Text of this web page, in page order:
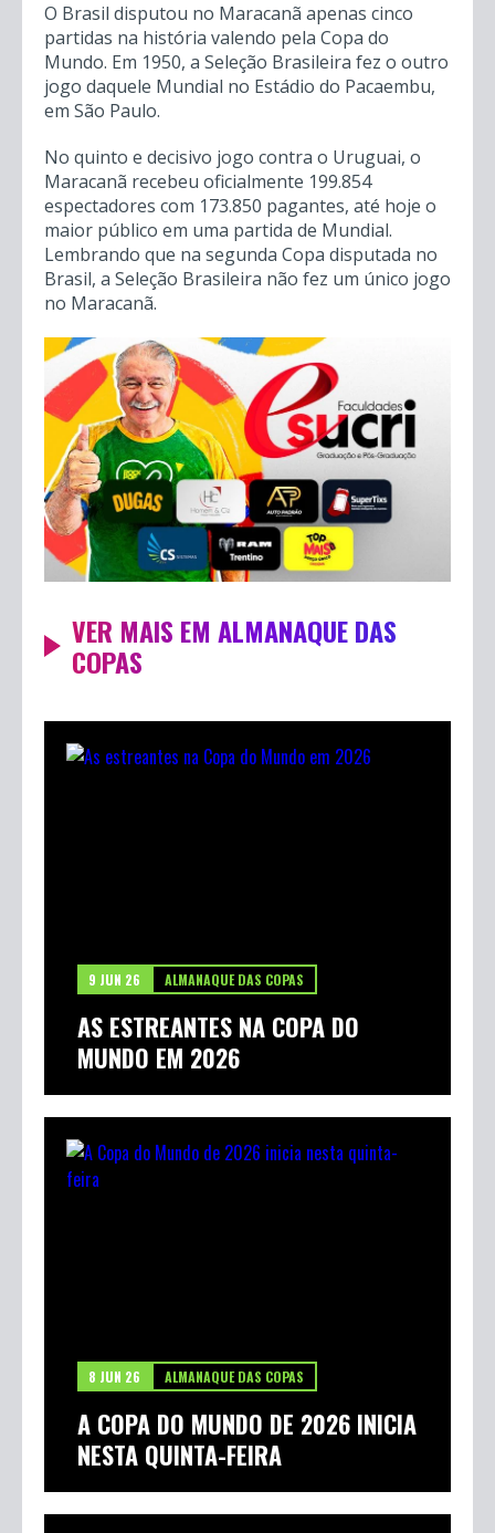
O Brasil disputou no Maracanã apenas cinco
partidas na história valendo pela Copa do
Mundo. Em 1950, a Seleção Brasileira fez o outro
jogo daquele Mundial no Estádio do Pacaembu,
em São Paulo.
No quinto e decisivo jogo contra o Uruguai, o
Maracanã recebeu oficialmente 199.854
espectadores com 173.850 pagantes, até hoje o
maior público em uma partida de Mundial.
Lembrando que na segunda Copa disputada no
Brasil, a Seleção Brasileira não fez um único jogo
no Maracanã.
VER MAIS EM ALMANAQUE DAS
COPAS
9 JUN 26 ALMANAQUE DAS COPAS
AS ESTREANTES NA COPA DO
MUNDO EM 2026
8 JUN 26 ALMANAQUE DAS COPAS
A COPA DO MUNDO DE 2026 INICIA
NESTA QUINTA-FEIRA